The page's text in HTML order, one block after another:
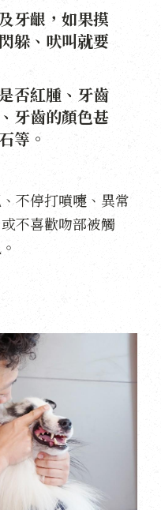
牙齦，如果摸
躲、吠叫就要
否紅腫、牙齒
牙齒的顏色甚
等。
不停打噴嚏、異常
不喜歡吻部被觸